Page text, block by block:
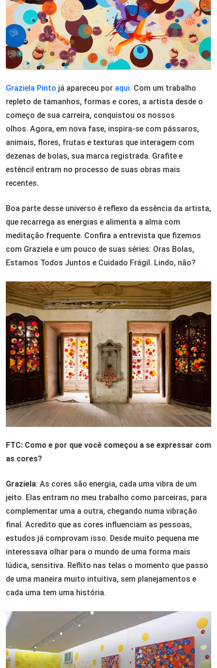
Graziela Pinto já apareceu por aqui. Com um trabalho
repleto de tamanhos, formas e cores, a artista desde o
começo de sua carreira, conquistou os nossos
olhos. Agora, em nova fase, inspira-se com pássaros,
animais, flores, frutas e texturas que interagem com
dezenas de bolas, sua marca registrada. Grafite e
estêncil entram no processo de suas obras mais
recentes.
Boa parte desse universo é reflexo da essência da artista,
que recarrega as energias e alimenta a alma com
meditação frequente. Confira a entrevista que fizemos
com Graziela e um pouco de suas séries: Oras Bolas,
Estamos Todos Juntos e Cuidado Frágil. Lindo, não?
FTC: Como e por que você começou a se expressar com
as cores?
Graziela: As cores são energia, cada uma vibra de um
jeito. Elas entram no meu trabalho como parceiras, para
complementar uma a outra, chegando numa vibração
final. Acredito que as cores influenciam as pessoas,
estudos já comprovam isso. Desde muito pequena me
interessava olhar para o mundo de uma forma mais
lúdica, sensitiva. Reflito nas telas o momento que passo
de uma maneira muito intuitiva, sem planejamentos e
cada uma tem uma história.